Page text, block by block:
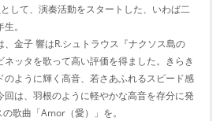
して、演奏活動をスタートした、いわば二
。
金子 響はR.シュトラウス『ナクソス島の
ネッタを歌って高い評価を得ました。きらき
のように輝く高音、若さあふれるスピード感
は、羽根のように軽やかな高音を存分に発
歌曲「Amor（愛）」を。